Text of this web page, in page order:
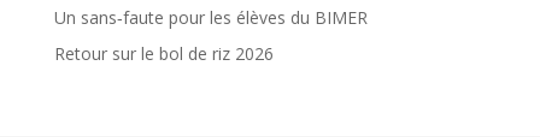
Un sans‑faute pour les élèves du BIMER
Retour sur le bol de riz 2026